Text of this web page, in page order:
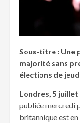
Sous-titre : Une
majorité sans
élections de
Londres, 5 juillet
publiée mercredi
britannique est